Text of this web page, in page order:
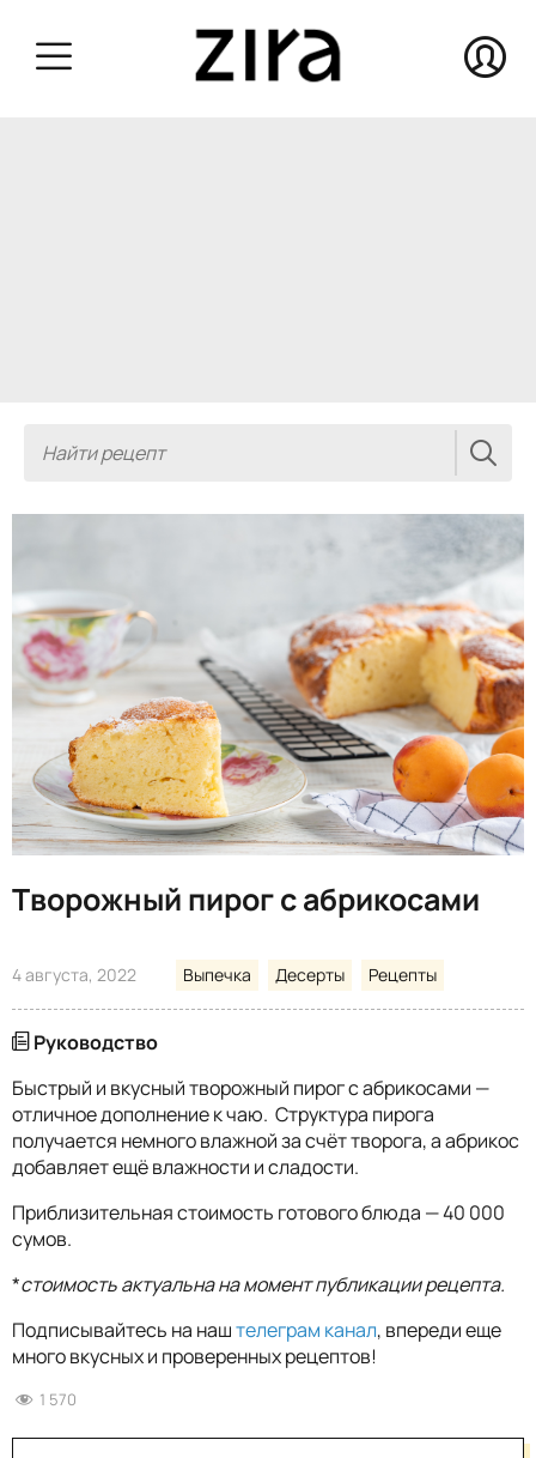
Творожный пирог с абрикосами
4 августа, 2022 Выпечка Десерты Рецепты
Руководство
Быстрый и вкусный творожный пирог с абрикосами —
отличное дополнение к чаю. Структура пирога
получается немного влажной за счёт творога, а абрикос
добавляет ещё влажности и сладости.
Приблизительная стоимость готового блюда — 40 000
сумов.
*стоимость актуальна на момент публикации рецепта.
Подписывайтесь на наштелеграм канал, впереди еще
много вкусных и проверенных рецептов!
1 570